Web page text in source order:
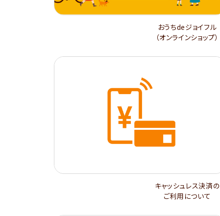
おうちdeジョイフル
（オンラインショップ）
キャッシュレス決済の
ご利用について